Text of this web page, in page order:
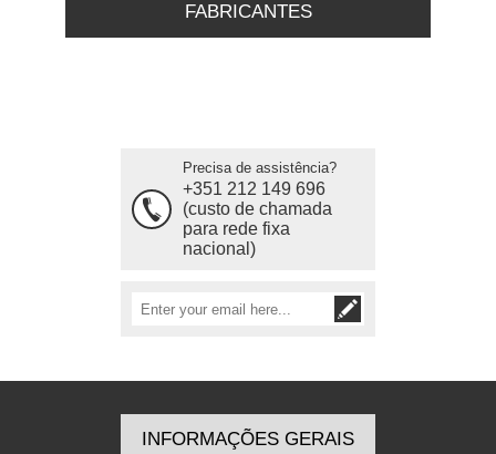
FABRICANTES
Precisa de assistência?
+351 212 149 696
(custo de chamada
para rede fixa
nacional)
INFORMAÇÕES GERAIS